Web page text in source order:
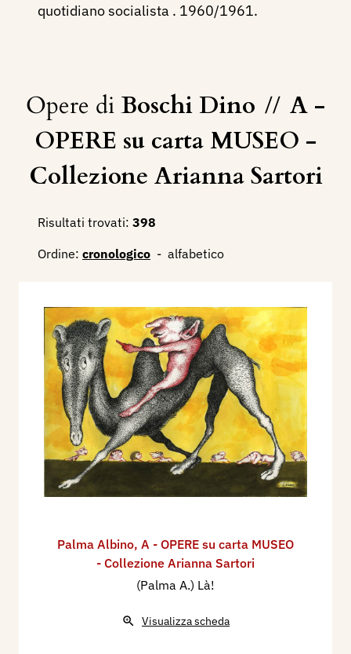
quotidiano socialista . 1960/1961.
Opere diBoschi Dino // A -
OPERE su carta MUSEO -
Collezione Arianna Sartori
Risultati trovati: 398
Ordine: cronologico - alfabetico
Palma Albino, A - OPERE su carta MUSEO
- Collezione Arianna Sartori
(Palma A.) Là!
Visualizza scheda